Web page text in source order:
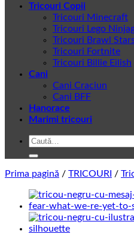
Tricouri Copii
Tricouri Minecraft
Tricouri Lego
Tricouri Brawl
Tricouri Fortnite
Tricouri Billie Eilish
Cani
Cani Craciun
Cani BFF
Hanorace
Marimi tricouri
Caută
Prima pagină / TRICOURI /